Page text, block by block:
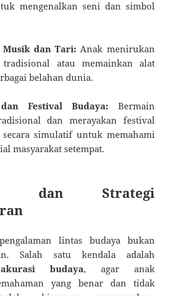
mengenalkan seni dan simbol
dan Tari: Anak menirukan
atau memainkan alat
belahan dunia.
Festival Budaya: Bermain
dan merayakan festival
simulatif untuk memahami
masyarakat setempat.
dan Strategi
lintas budaya bukan
Salah satu kendala adalah
budaya, agar anak
yang benar dan tidak